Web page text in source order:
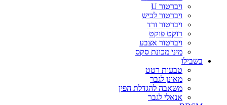
ויברטור U
ויברטור לביש
ויברטור ורד
רוקט פוקט
ויברטור אצבע
מיני מכונת סקס
בשבילו
טבעות רטט
מאונן לגבר
משאבה להגדלת הפין
אנאלי לגבר